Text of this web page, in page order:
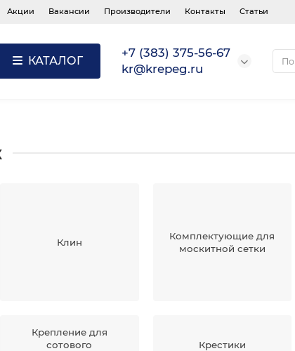
Акции Вакансии Производители Контакты Статьи
КАТАЛОГ
+7 (383) 375-56-67
kr@krepeg.ru
Клин
Комплектующие для
москитной сетки
Крепление для
сотового
Крестики